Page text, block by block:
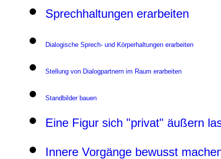
Sprechhaltungen erarbeiten
Dialogische Sprech- und Körperhaltungen erarbeiten
Stellung von Dialogpartnern im Raum erarbeiten
Standbilder bauen
Eine Figur sich "privat" äußern
Innere Vorgänge bewusst